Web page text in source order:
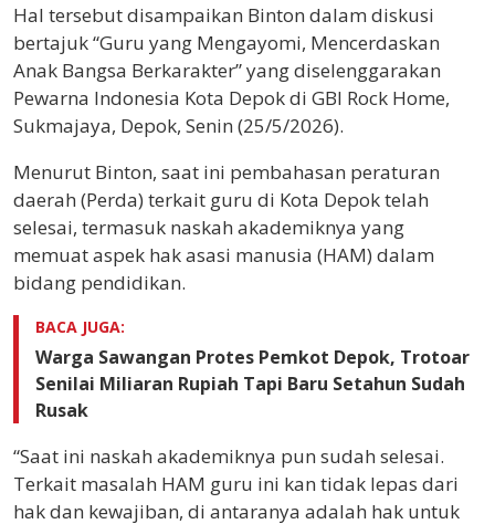
Hal tersebut disampaikan Binton dalam diskusi
bertajuk “Guru yang Mengayomi, Mencerdaskan
Anak Bangsa Berkarakter” yang diselenggarakan
Pewarna Indonesia Kota Depok di GBI Rock Home,
Sukmajaya, Depok, Senin (25/5/2026).
Menurut Binton, saat ini pembahasan peraturan
daerah (Perda) terkait guru di Kota Depok telah
selesai, termasuk naskah akademiknya yang
memuat aspek hak asasi manusia (HAM) dalam
bidang pendidikan.
BACA JUGA:
Warga Sawangan Protes Pemkot Depok, Trotoar
Senilai Miliaran Rupiah Tapi Baru Setahun Sudah
Rusak
“Saat ini naskah akademiknya pun sudah selesai.
Terkait masalah HAM guru ini kan tidak lepas dari
hak dan kewajiban, di antaranya adalah hak untuk